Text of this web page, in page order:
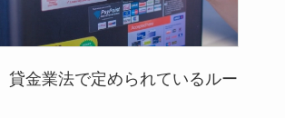
貸金業法で定められているルー